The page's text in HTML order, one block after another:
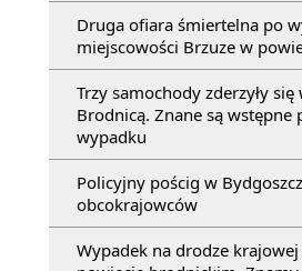
Druga ofiara śmiertelna po
miejscowości Brzuze w
Trzy samochody zderzyły się
Brodnicą. Znane są wstępne
wypadku
Policyjny pościg w
obcokrajowców
Wypadek na drodze